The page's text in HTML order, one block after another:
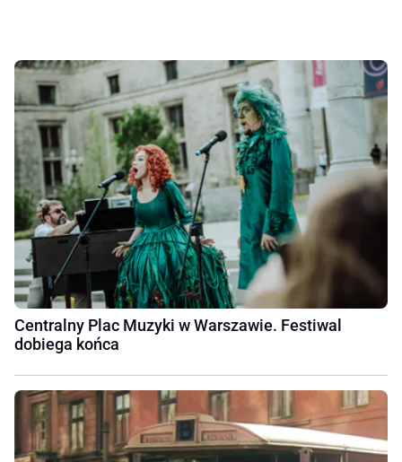
Centralny Plac Muzyki w Warszawie. Festiwal
dobiega końca